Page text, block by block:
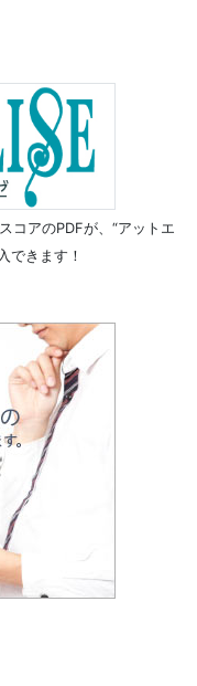
コアのPDFが、 “アットエ
できます！